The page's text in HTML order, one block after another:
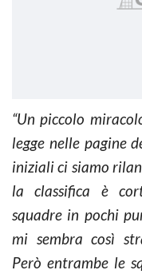
“Unpiccolo
legge nelle pagine
iniziali ci siamo
la classifica è
squadre in pochi
mi sembra così
Però entrambe le